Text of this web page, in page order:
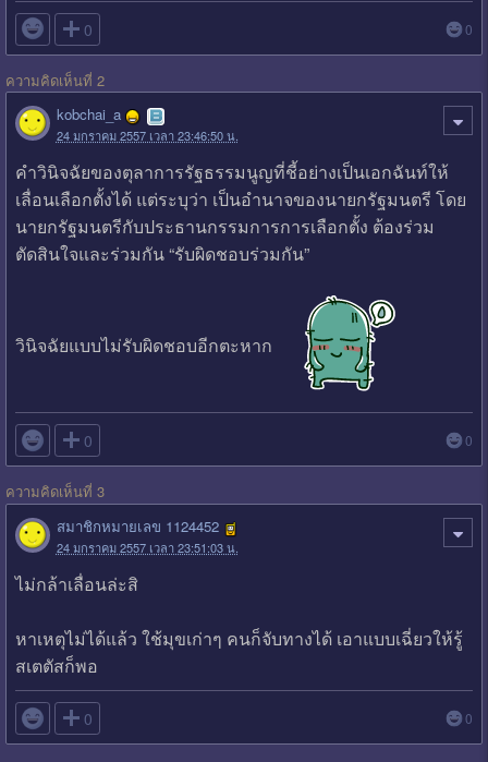
 0 0
ความคิดเห็นที่ 2
kobchai_a
24 มกราคม 2557 เวลา 23:46:50 น.
คำวินิจฉัยของตุลาการรัฐธรรมนูญที่ชี้อย่างเป็นเอกฉันท์ให้
เลื่อนเลือกตั้งได้ แต่ระบุว่า เป็นอำนาจของนายกรัฐมนตรี โดย
นายกรัฐมนตรีกับประธานกรรมการการเลือกตั้ง ต้องร่วม
ตัดสินใจและร่วมกัน “รับผิดชอบร่วมกัน”
วินิจฉัยแบบไม่รับผิดชอบอีกตะหาก
 0 0
ความคิดเห็นที่ 3
สมาชิกหมายเลข 1124452
24 มกราคม 2557 เวลา 23:51:03 น.
ไม่กล้าเลื่อนล่ะสิ
หาเหตุไม่ได้แล้ว ใช้มุขเก่าๆ คนก็จับทางได้ เอาแบบเฉี่ยวให้รู้
สเตตัสก็พอ
 0 0